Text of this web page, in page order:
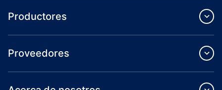
Productores
Proveedores